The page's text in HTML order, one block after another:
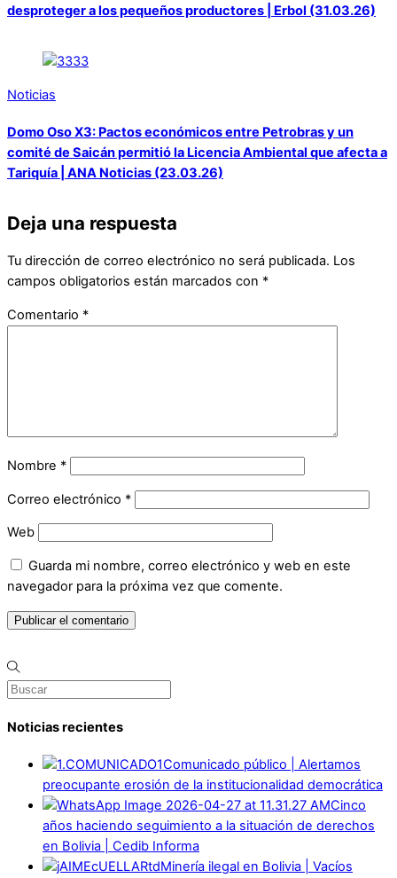
desproteger a los pequeños productores | Erbol (31.03.26)
Noticias
Domo Oso X3: Pactos económicos entre Petrobras y un
comité de Saicán permitió la Licencia Ambiental que afecta a
Tariquía | ANA Noticias (23.03.26)
Deja una respuesta
Tu dirección de correo electrónico no será publicada. Los
campos obligatorios están marcados con *
Comentario *
Nombre *
Correo electrónico *
Web
Guarda mi nombre, correo electrónico y web en este
navegador para la próxima vez que comente.
Noticias recientes
Comunicado público | Alertamos
preocupante erosión de la institucionalidad democrática
Cinco
años haciendo seguimiento a la situación de derechos
en Bolivia | Cedib Informa
Minería ilegal en Bolivia | Vacíos